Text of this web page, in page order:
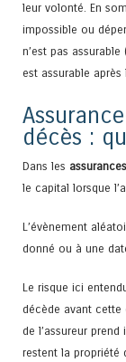
leur volonté. En
impossible ou
n’est pas
est assurable après
décès :
Dans les
le capital lorsque
L’évènement
donné ou à une
Le risque ici
décède avant cette
de l’assureur
restent la propriété